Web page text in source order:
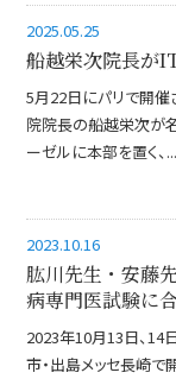
2025.05.25
船越栄次院長が
5月22日にパリで開
院院長の船越栄次が
ーゼルに本部を置く、...
2023.10.16
肱川先生・安藤
病専門医試験に
2023年10月13日、
市・出島メッセ長崎で